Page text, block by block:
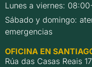
Lunes a viernes:
Sábado y domingo:
emergencias
OFICINA EN
Rúa das Casas Reais 17